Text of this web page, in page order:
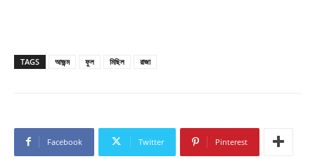
TAGS আজন্ম ফুল মিছিল রাজা
Facebook Twitter Pinterest